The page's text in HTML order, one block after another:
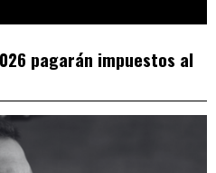
pagarán impuestos al